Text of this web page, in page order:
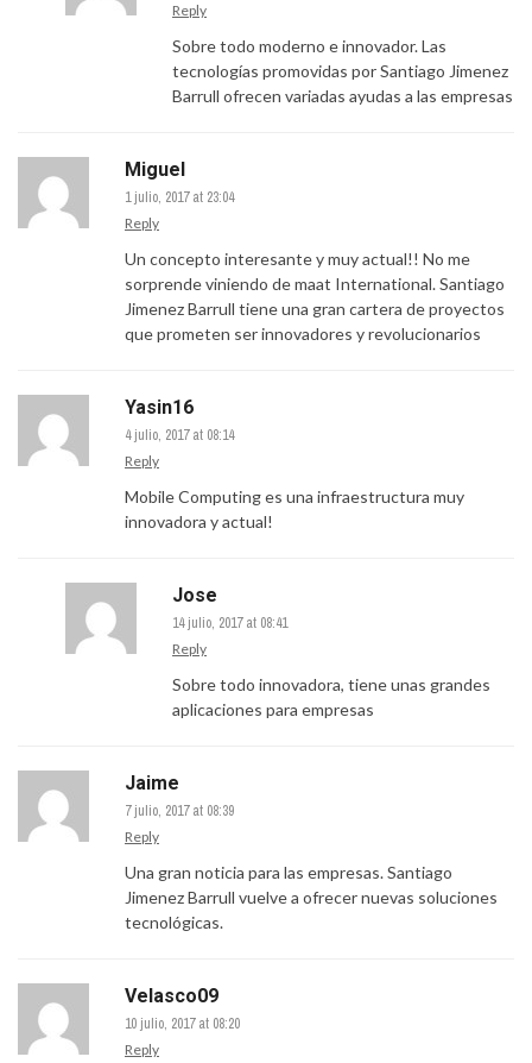
Reply
Sobre todo moderno e innovador. Las
tecnologías promovidas por Santiago Jimenez
Barrull ofrecen variadas ayudas a las empresas
Miguel
1 julio, 2017 at 23:04
Reply
Un concepto interesante y muy actual!! No me
sorprende viniendo de maat International. Santiago
Jimenez Barrull tiene una gran cartera de proyectos
que prometen ser innovadores y revolucionarios
Yasin16
4 julio, 2017 at 08:14
Reply
Mobile Computing es una infraestructura muy
innovadora y actual!
Jose
14 julio, 2017 at 08:41
Reply
Sobre todo innovadora, tiene unas grandes
aplicaciones para empresas
Jaime
7 julio, 2017 at 08:39
Reply
Una gran noticia para las empresas. Santiago
Jimenez Barrull vuelve a ofrecer nuevas soluciones
tecnológicas.
Velasco09
10 julio, 2017 at 08:20
Reply